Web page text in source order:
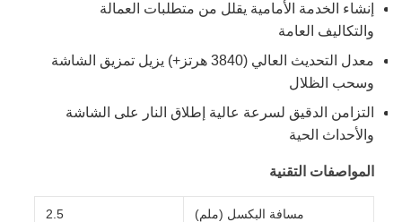
إنشاء الخدمة الأمامية يقلل من متطلبات العمالة
والتكاليف العامة
معدل التحديث العالي (3840 هرتز+) يزيل تمزيق الشاشة
وسحب الظلال
التزامن الدقيق لسرعة عالية إطلاق النار على الشاشة
والأحداث الحية
المواصفات التقنية
مسافة البكسل (ملم) 2.5